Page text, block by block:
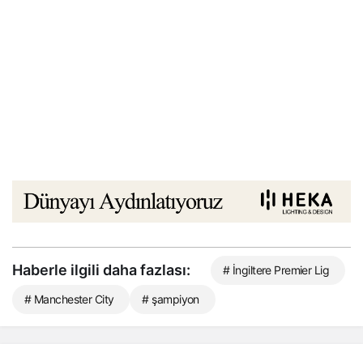
Haberle ilgili daha fazlası: # İngiltere Premier Lig
# Manchester City # şampiyon